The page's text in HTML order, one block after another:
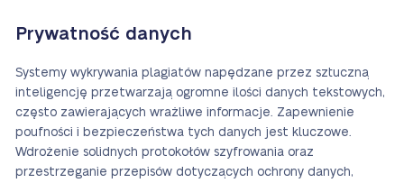
Prywatność danych
Systemy wykrywania plagiatów napędzane przez sztuczną
inteligencję przetwarzają ogromne ilości danych tekstowych,
często zawierających wrażliwe informacje. Zapewnienie
poufności i bezpieczeństwa tych danych jest kluczowe.
Wdrożenie solidnych protokołów szyfrowania oraz
przestrzeganie przepisów dotyczących ochrony danych,